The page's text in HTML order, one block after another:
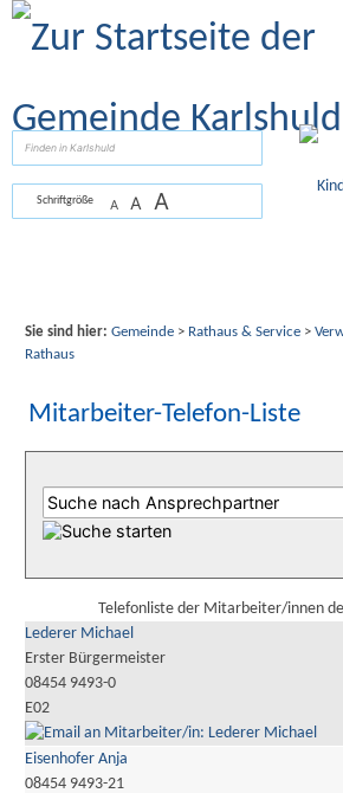
Zum Inhalt
Schriftgröße A A A
Sie sind hier: Gemeinde> Rathaus & Service>
Rathaus
Mitarbeiter-Telefon-Liste
Telefonliste der Mitarbeiter/innen
Lederer Michael
Erster Bürgermeister
08454 9493-0
E02
Eisenhofer Anja
08454 9493-21